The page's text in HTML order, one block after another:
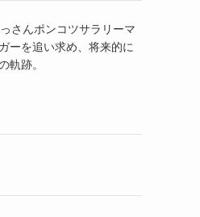
さんポンコツサラリーマ
ーを追い求め、将来的に
軌跡。